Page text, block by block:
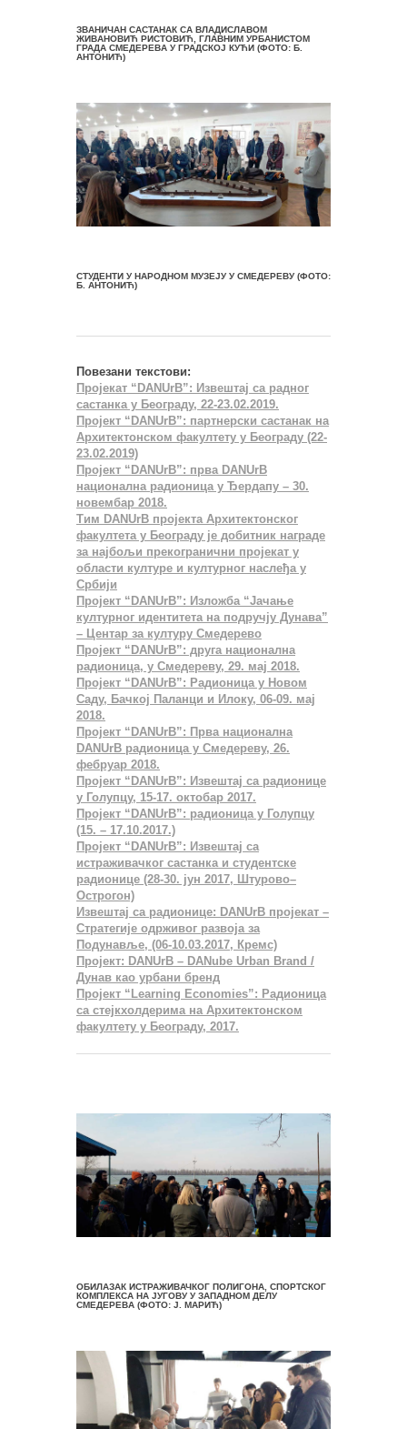
ЗВАНИЧАН САСТАНАК СА ВЛАДИСЛАВОМ
ЖИВАНОВИЋ РИСТОВИЋ, ГЛАВНИМ УРБАНИСТОМ
ГРАДА СМЕДЕРЕВА У ГРАДСКОЈ КУЋИ (ФОТО: Б.
АНТОНИЋ)
СТУДЕНТИ У НАРОДНОМ МУЗЕЈУ У СМЕДЕРЕВУ (ФОТО:
Б. АНТОНИЋ)
Повезани текстови:
Пројекaт “DANUrB”: Извештај са радног
састанка у Београду, 22-23.02.2019.
Пројект “DANUrB”: партнерски састанак на
Архитектонском факултету у Београду (22-
23.02.2019)
Пројект “DANUrB”: прва DANUrB
национална радионица у Ђердапу – 30.
новембар 2018.
Тим DANUrB пројекта Архитектонског
факултета у Београду је добитник награде
за најбољи прекогранични пројекат у
области културе и културног наслеђа у
Србији
Пројект “DANUrB”: Изложба “Јачање
културног идентитета на подручју Дунава”
– Центар за културу Смедерево
Пројект “DANUrB”: друга национална
радионица, у Смедереву, 29. мај 2018.
Пројект “DANUrB”: Радионица у Новом
Саду, Бачкој Паланци и Илоку, 06-09. мај
2018.
Пројект “DANUrB”: Прва национална
DANUrB радионица у Смедереву, 26.
фебруар 2018.
Пројект “DANUrB”: Извештај са радионице
у Голупцу, 15-17. октобар 2017.
Пројект “DANUrB”: радионица у Голупцу
(15. – 17.10.2017.)
Пројект “DANUrB”: Извештај са
истраживачког састанка и студентске
радионице (28-30. јун 2017, Штурово–
Острогон)
Извештај са радионице: DANUrB пројекат –
Стратегије одрживог развоја за
Подунавље, (06-10.03.2017, Кремс)
Пројект: DANUrB – DANube Urban Brand /
Дунав као урбани бренд
Пројект “Learning Economies”: Радионица
са стејкхолдерима на Архитектонском
факултету у Београду, 2017.
ОБИЛАЗАК ИСТРАЖИВАЧКОГ ПОЛИГОНА, СПОРТСКОГ
КОМПЛЕКСА НА ЈУГОВУ У ЗАПАДНОМ ДЕЛУ
СМЕДЕРЕВА (ФОТО: Ј. МАРИЋ)